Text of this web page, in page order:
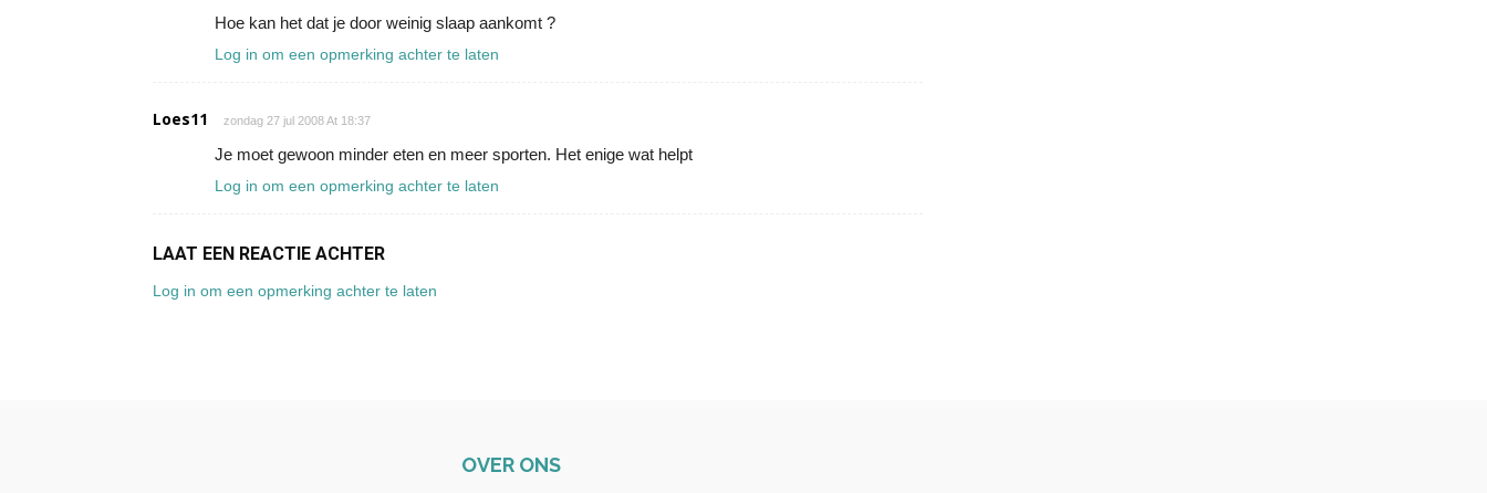
Hoe kan het dat je door weinig slaap aankomt ?
Log in om een opmerking achter te laten
Loes11 zondag 27 jul 2008 At 18:37
Je moet gewoon minder eten en meer sporten. Het enige wat helpt
Log in om een opmerking achter te laten
LAAT EEN REACTIE ACHTER
Log in om een opmerking achter te laten
OVER ONS